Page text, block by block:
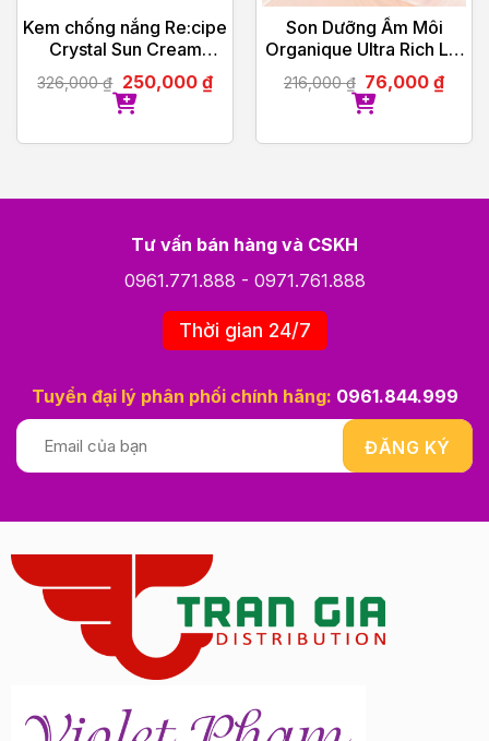
Kem chống nắng Re:cipe
Crystal Sun Cream
SPF50+, PA++++ 50ml
326,000₫ 250,000 ₫
Son Dưỡng Ẩm Môi
Organique Ultra Rich Lip
Balm 10ml
216,000₫ 76,000₫
Tư vấn bán hàng và CSKH
0961.771.888 - 0971.761.888
Thời gian 24/7
Tuyển đại lý phân phối chính hãng: 0961.844.999